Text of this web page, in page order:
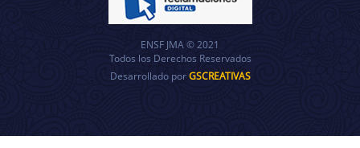
ENSF JMA © 2021
Todos los Derechos Reservados
Desarrollado porGSCREATIVAS